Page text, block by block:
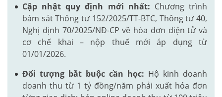
Cập nhật quy định mới nhất: Chương trình
bám sát Thông tư 152/2025/TT-BTC, Thông tư 40,
Nghị định 70/2025/NĐ-CP về hóa đơn điện tử và
cơ chế khai – nộp thuế mới áp dụng từ
01/01/2026.
Đối tượng bắt buộc cần học: Hộ kinh doanh
doanh thu từ 1 tỷ đồng/năm phải xuất hóa đơn